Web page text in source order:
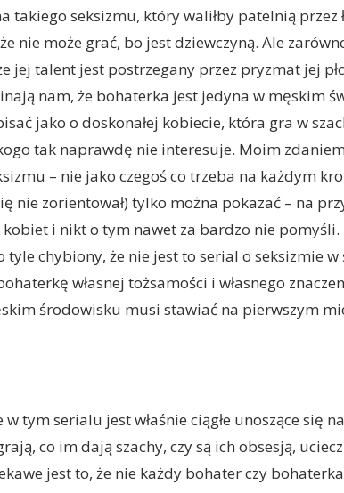
takiego seksizmu, który waliłby patelnią przez
nie może grać, bo jest dziewczyną. Ale
jej talent jest postrzegany przez pryzmat jej
nam, że bohaterka jest jedyna w męskim
jako o doskonałej kobiecie, która gra w
tak naprawdę nie interesuje. Moim
– nie jako czegoś co trzeba na każdym
nie zorientował) tylko można pokazać – na
i nikt o tym nawet za bardzo nie pomyśli.
chybiony, że nie jest to serial o seksizmie w
własnej tożsamości i własnego
środowisku musi stawiać na pierwszym
tym serialu jest właśnie ciągłe unoszące się
co im dają szachy, czy są ich obsesją,
jest to, że nie każdy bohater czy